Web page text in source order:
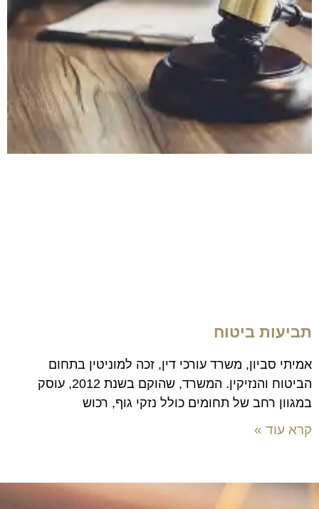
תביעות ביטוח
אמיתי סביון, משרד עורכי דין, זכה למוניטין בתחום
הביטוח והנזיקין. המשרד, שהוקם בשנת 2012, עוסק
במגוון רחב של תחומים כולל נזקי גוף, רכוש
קרא עוד »